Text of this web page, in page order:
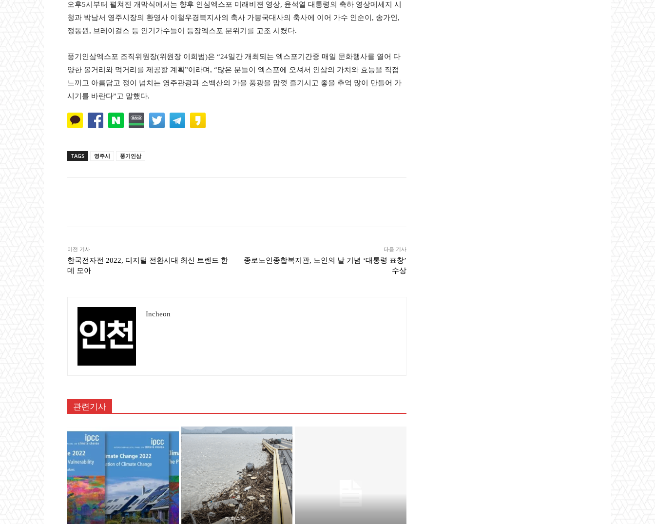
오후5시부터 펼쳐진 개막식에서는 향후 인심엑스포 미래비젼 영상, 윤석열 대통령의 축하 영상메세지 시
청과 박남서 영주시장의 환영사 이철우경북지사의 축사 가봉국대사의 축사에 이어 가수 인순이, 송가인,
정동원, 브레이걸스 등 인기가수들이 등장엑스포 분위기를 고조 시켰다.
풍기인삼엑스포 조직위원장(위원장 이희범)은 “24일간 개최되는 엑스포기간중 매일 문화행사를 열어 다
양한 볼거리와 먹거리를 제공할 계획”이라며, “많은 분들이 엑스포에 오셔서 인삼의 가치와 효능을 직접
느끼고 아름답고 정이 넘치는 영주관광과 소백산의 가을 풍광을 맘껏 즐기시고 좋을 추억 많이 만들어 가
시기를 바란다”고 말했다.
TAGS 영주시 풍기인삼
이전 기사
한국전자전 2022, 디지털 전환시대 최신 트렌드 한
데 모아
다음 기사
종로노인종합복지관, 노인의 날 기념 ‘대통령 표창’
수상
Incheon
관련기사
기자수첩